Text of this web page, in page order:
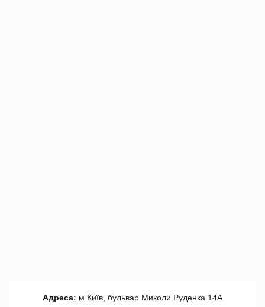
Адреса: м.Київ, бульвар Миколи Руденка 14А